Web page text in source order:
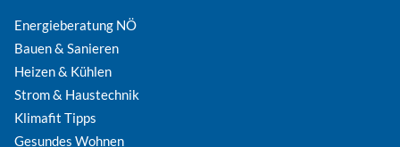
Energieberatung NÖ
Bauen & Sanieren
Heizen & Kühlen
Strom & Haustechnik
Klimafit Tipps
Gesundes Wohnen